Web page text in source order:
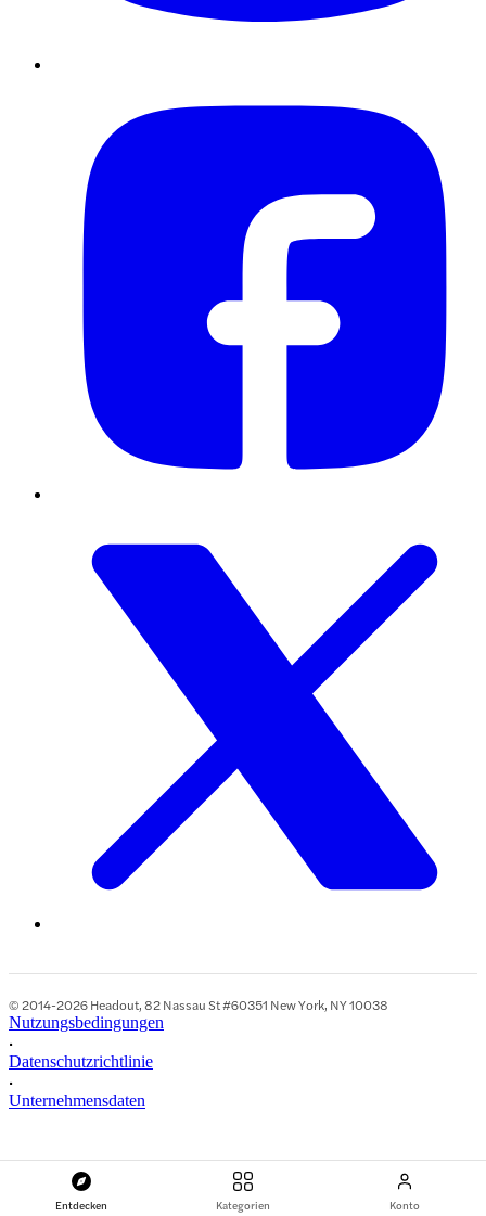
Entdecken Kategorien Konto
© 2014-2026 Headout, 82 Nassau St #60351 New York, NY 10038
Nutzungsbedingungen
•
Datenschutzrichtlinie
•
Unternehmensdaten